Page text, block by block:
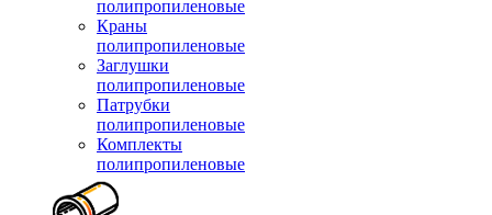
полипропиленовые
Краны
полипропиленовые
Заглушки
полипропиленовые
Патрубки
полипропиленовые
Комплекты
полипропиленовые